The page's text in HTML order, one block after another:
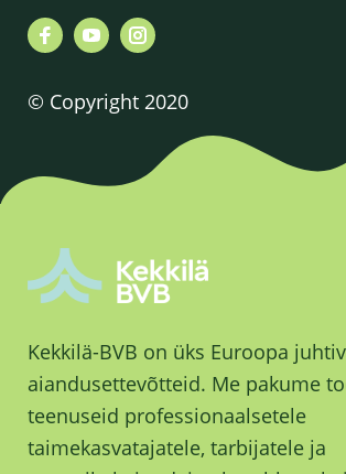
© Copyright 2020
Kekkilä-BVB on üks Euroopa
aiandusettevõtteid. Me pakume
teenuseid professionaalsetele
taimekasvatajatele, tarbijatele ja